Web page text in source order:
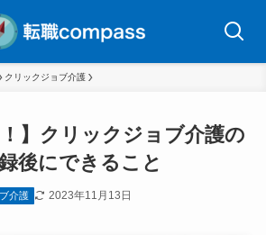
クリックジョブ介護
！】クリックジョブ介護の
後にできること
介護 2023年11月13日